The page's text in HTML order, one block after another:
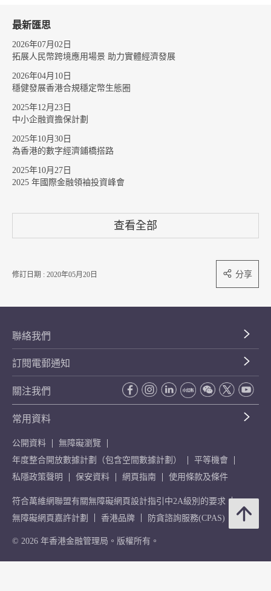
最新匯思
2026年07月02日
拓展人民幣跨境應用場景 助力實體經濟發展
2026年04月10日
穩健發展香港合規穩定幣生態圈
2025年12月23日
中小企融資擔保計劃
2025年10月30日
為香港的數字經濟鋪橋搭路
2025年10月27日
2025 年國際金融領袖投資峰會
查看全部
修訂日期 : 2020年05月20日 分享
聯絡我們
訂閱電郵通知
關注我們
常用資料
公開資料
無障礙瀏覽
年度整合開放數據計劃（包含空間數據計劃）
平等機會
私隱政策聲明
保安資料 網頁指南 使用條款及條件
符合萬維網聯盟有關無障礙網頁設計指引中2A級別的要求
無障礙網頁嘉許計劃
香港品牌 防貪諮詢服務(CPAS)
© 2026 年香港金融管理局。版權所有。